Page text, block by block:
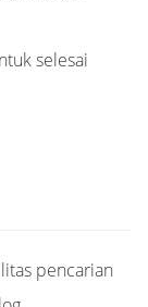
selesai
pencarian